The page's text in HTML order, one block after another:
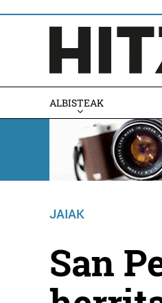
ALBISTEAK
JAIAK
San